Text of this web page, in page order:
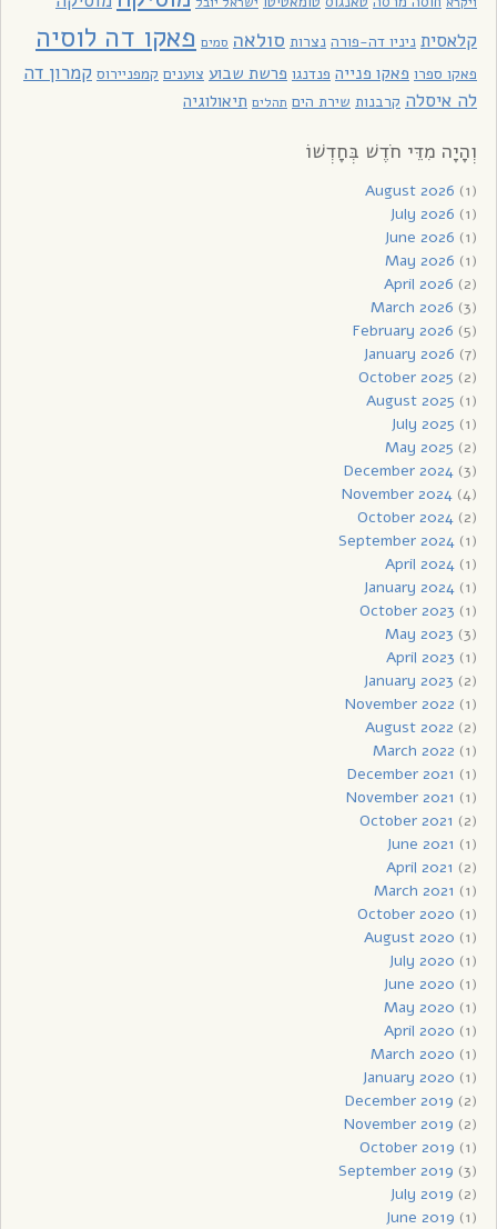
קלאסית ניניו דה-פורה נצרות סולאה סמים פאקו דה לוסיה
פאקו ספרו פאקו פנייה פנדנגו פרשת שבוע צוענים קמפניירוס קמרון דה
לה איסלה קרבנות שירת הים תהלים תיאולוגיה
וְהָיָה מִדֵּי חֹדֶשׁ בְּחָדְשׁוֹ
August 2026 (1)
July 2026 (1)
June 2026 (1)
May 2026 (1)
April 2026 (2)
March 2026 (3)
February 2026 (5)
January 2026 (7)
October 2025 (2)
August 2025 (1)
July 2025 (1)
May 2025 (2)
December 2024(3)
November 2024(4)
October 2024(2)
September 2024(1)
April 2024(1)
January 2024(1)
October 2023 (1)
May 2023 (3)
April 2023 (1)
January 2023 (2)
November 2022 (1)
August 2022 (2)
March 2022 (1)
December 2021 (1)
November 2021 (1)
October 2021 (2)
June 2021 (1)
April 2021 (2)
March 2021 (1)
October 2020 (1)
August 2020 (1)
July 2020 (1)
June 2020 (1)
May 2020 (1)
April 2020 (1)
March 2020 (1)
January 2020 (1)
December 2019 (2)
November 2019 (2)
October 2019 (1)
September 2019 (3)
July 2019 (2)
June 2019 (1)